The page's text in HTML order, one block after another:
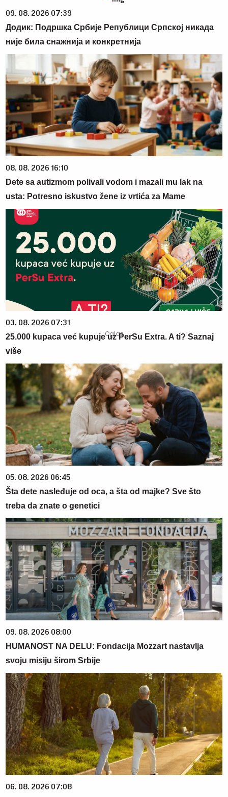
09. 08. 2026 07:39
Додик: Подршка Србије Републици Српској никада
није била снажнија и конкретнија
08. 08. 2026 16:10
Dete sa autizmom polivali vodom i mazali mu lak na
usta: Potresno iskustvo žene iz vrtića za Mame
03. 08. 2026 07:31
25.000 kupaca već kupuje uz PerSu Extra. A ti? Saznaj
više
05. 08. 2026 06:45
Šta dete nasleđuje od oca, a šta od majke? Sve što
treba da znate o genetici
09. 08. 2026 08:00
HUMANOST NA DELU: Fondacija Mozzart nastavlja
svoju misiju širom Srbije
06. 08. 2026 07:08